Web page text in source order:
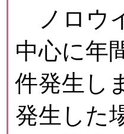
ノロウ
中心に年
件発生し
発生した